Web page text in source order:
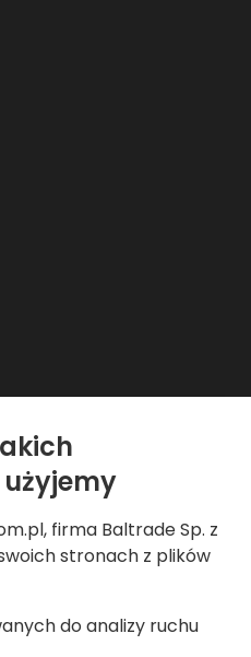
firma Baltrade Sp. z
stronach z plików
do analizy ruchu